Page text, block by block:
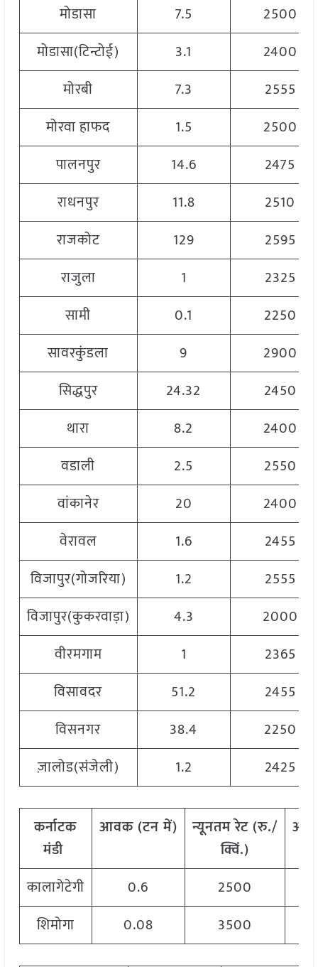
मोडासा 7.5
2500
मोडासा(टिन्टोई)
3.1
2400
मोरबी
7.3
2555
मोरवा हाफद
1.5
2500
पालनपुर
14.6
2475
राधनपुर
11.8
2510
राजकोट
129
2595
राजुला
1
2325
सामी
0.1
2250
सावरकुंडला
9
2900
सिद्धपुर
24.32
2450
थारा
8.2
2400
वडाली
2.5
2550
वांकानेर
20
2400
वेरावल
1.6
2455
विजापुर(गोजरिया)
1.2
2555
विजापुर(कुकरवाड़ा)
4.3
2000
वीरमगाम
1
2365
विसावदर
51.2
2455
विसनगर
38.4
2250
ज़ालोड(संजेली)
1.2 2425
कर्नाटक
मंडी
आवक (टनमें) न्यूनतमरेट (रु./
क्विं.)
कालागेटेगी 0.6
2500
शिमोगा
0.08 3500